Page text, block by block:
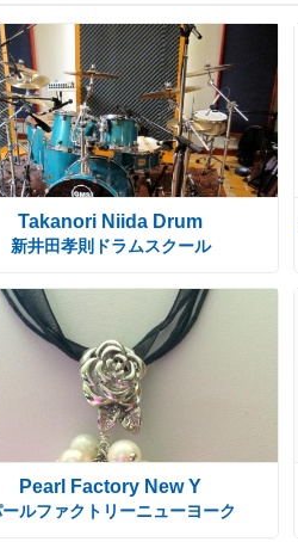
Takanori Niida Drum
新井田孝則ドラムスクール
Pearl Factory New Y
ルファクトリーニューヨーク